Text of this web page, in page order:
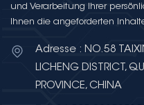
und Verarbeitung Ihrer
Ihnen die angeforderten
Adresse : NO.58
LICHENG DISTRICT,
PROVINCE, CHINA